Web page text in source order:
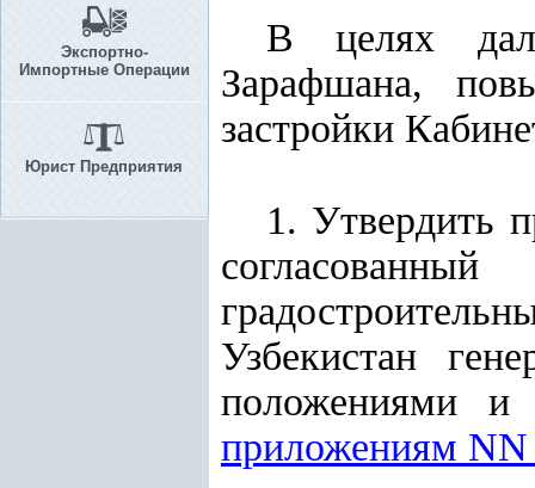
Экспортно-
Импортные Операции
Юрист Предприятия
В целях
Зарафшана,
застройки
1. Утвердить
Узбекистан
положениями и
приложениям NN